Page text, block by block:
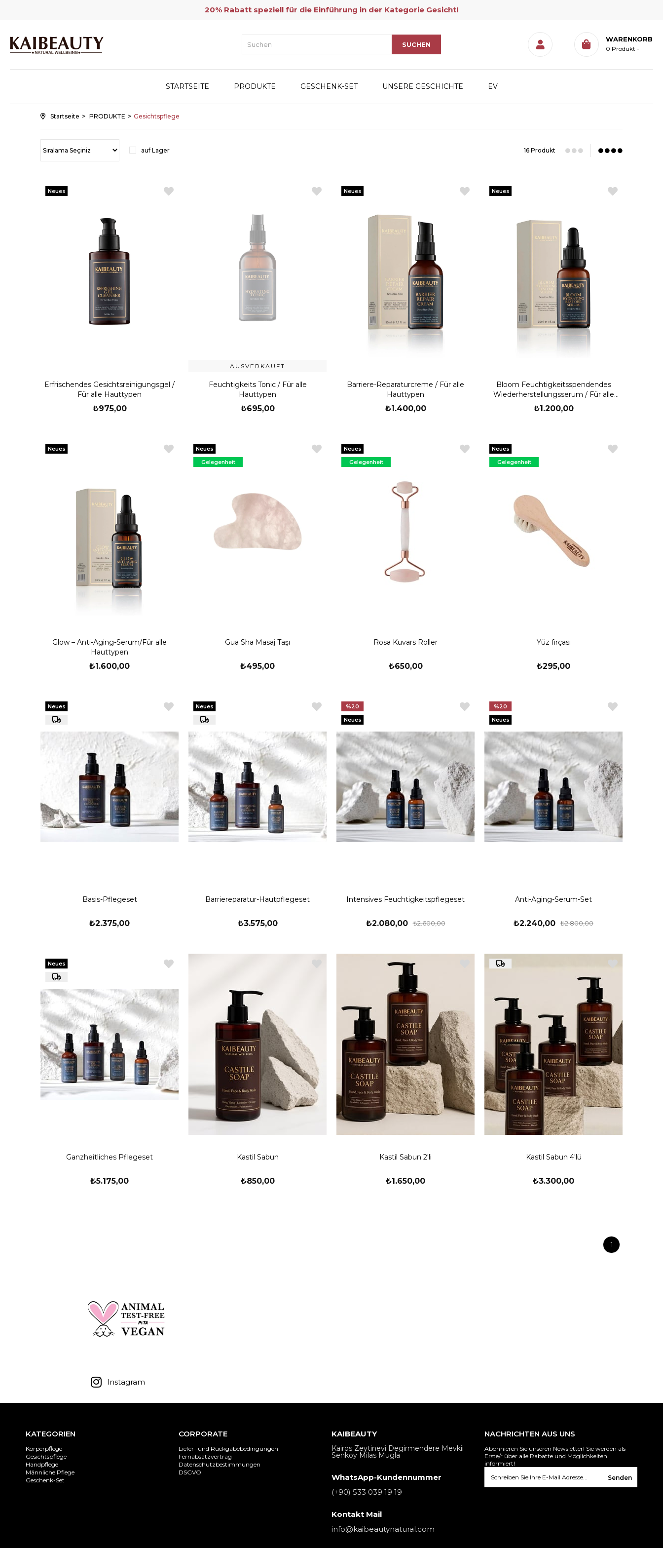
20% Rabatt speziell für die Einführung in der Kategorie Gesicht!
WARENKORB
0 Produkt
STARTSEITE PRODUKTE GESCHENK-SET UNSERE GESCHICHTE EV
Startseite PRODUKTE Gesichtspflege
auf Lager 16 Produkt
Erfrischendes Gesichtsreinigungsgel /
Für alle Hauttypen
₺975,00
Neues
AUSVERKAUFT
Feuchtigkeits Tonic / Für alle
Hauttypen
₺695,00
Barriere-Reparaturcreme / Für alle
Hauttypen
₺1.400,00
Neues
Bloom Feuchtigkeitsspendendes
Wiederherstellungsserum / Für alle
Hauttypen
₺1.200,00
Neues
Glow – Anti-Aging-Serum/Für alle
Hauttypen
₺1.600,00
Neues
Gua Sha Masaj Taşı
₺495,00
Neues
Produkt
Gelegenheit
Rosa Kuvars Roller
₺650,00
Neues
Produkt
Gelegenheit
Yüz fırçası
₺295,00
Neues
Produkt
Gelegenheit
Basis-Pflegeset
₺2.375,00
Neues
Produkt
Barriereparatur-Hautpflegeset
₺3.575,00
Neues
Produkt
Intensives Feuchtigkeitspflegeset
₺2.080,00 ₺2.600,00
%20
Neues
Anti-Aging-Serum-Set
₺2.240,00 ₺2.800,00
%20
Neues
Ganzheitliches Pflegeset
₺5.175,00
Neues
Produkt
Kastil Sabun
₺850,00
Kastil Sabun 2'li
₺1.650,00
Kastil Sabun 4'lü
₺3.300,00
1
Instagram
KATEGORIEN
Körperpflege
Gesichtspflege
Handpflege
Männliche Pflege
Geschenk-Set
CORPORATE
Liefer- und Rückgabebedingungen
Fernabsatzvertrag
Datenschutzbestimmungen
DSGVO
KAIBEAUTY
Kairos Zeytinevi Degirmendere Mevkii
Senkoy Milas Mugla
WhatsApp-Kundennummer
(+90) 533 039 19 19
Kontakt Mail
info@kaibeautynatural.com
NACHRICHTEN AUS UNS
Abonnieren Sie unseren Newsletter! Sie werden als
Erste/r über alle Rabatte und Möglichkeiten
informiert!
Senden